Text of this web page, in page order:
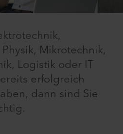
Mikrotechnik,
Logistik oder IT
erfolgreich
dann sind Sie